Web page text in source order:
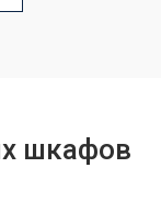
шкафов